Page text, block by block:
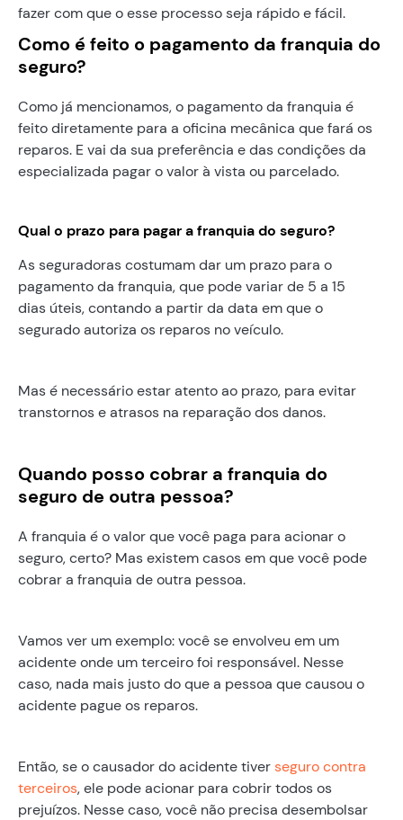
fazer com que o esse processo seja rápido e fácil.
Como é feito o pagamento da franquia do
seguro?
Como já mencionamos, o pagamento da franquia é
feito diretamente para a oficina mecânica que fará os
reparos. E vai da sua preferência e das condições da
especializada pagar o valor à vista ou parcelado.
Qual o prazo para pagar a franquia do seguro?
As seguradoras costumam dar um prazo para o
pagamento da franquia, que pode variar de 5 a 15
dias úteis, contando a partir da data em que o
segurado autoriza os reparos no veículo.
Mas é necessário estar atento ao prazo, para evitar
transtornos e atrasos na reparação dos danos.
Quando posso cobrar a franquia do
seguro de outra pessoa?
A franquia é o valor que você paga para acionar o
seguro, certo? Mas existem casos em que você pode
cobrar a franquia de outra pessoa.
Vamos ver um exemplo: você se envolveu em um
acidente onde um terceiro foi responsável. Nesse
caso, nada mais justo do que a pessoa que causou o
acidente pague os reparos.
Então, se o causador do acidente tiverseguro contra
terceiros, ele pode acionar para cobrir todos os
prejuízos. Nesse caso, você não precisa desembolsar